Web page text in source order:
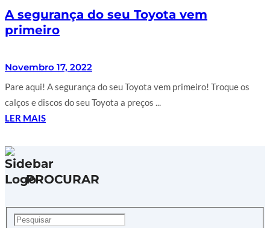
A segurança do seu Toyota vem
primeiro
Novembro 17, 2022
Pare aqui! A segurança do seu Toyota vem primeiro! Troque os
calços e discos do seu Toyota a preços ...
LER MAIS
PROCURAR